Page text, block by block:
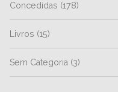
Concedidas (178)
Livros (15)
Sem Categoria (3)